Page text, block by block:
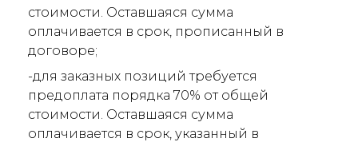
стоимости. Оставшаяся сумма
оплачивается в срок, прописанный в
договоре;
-для заказных позиций требуется
предоплата порядка 70% от общей
стоимости. Оставшаяся сумма
оплачивается в срок, указанный в